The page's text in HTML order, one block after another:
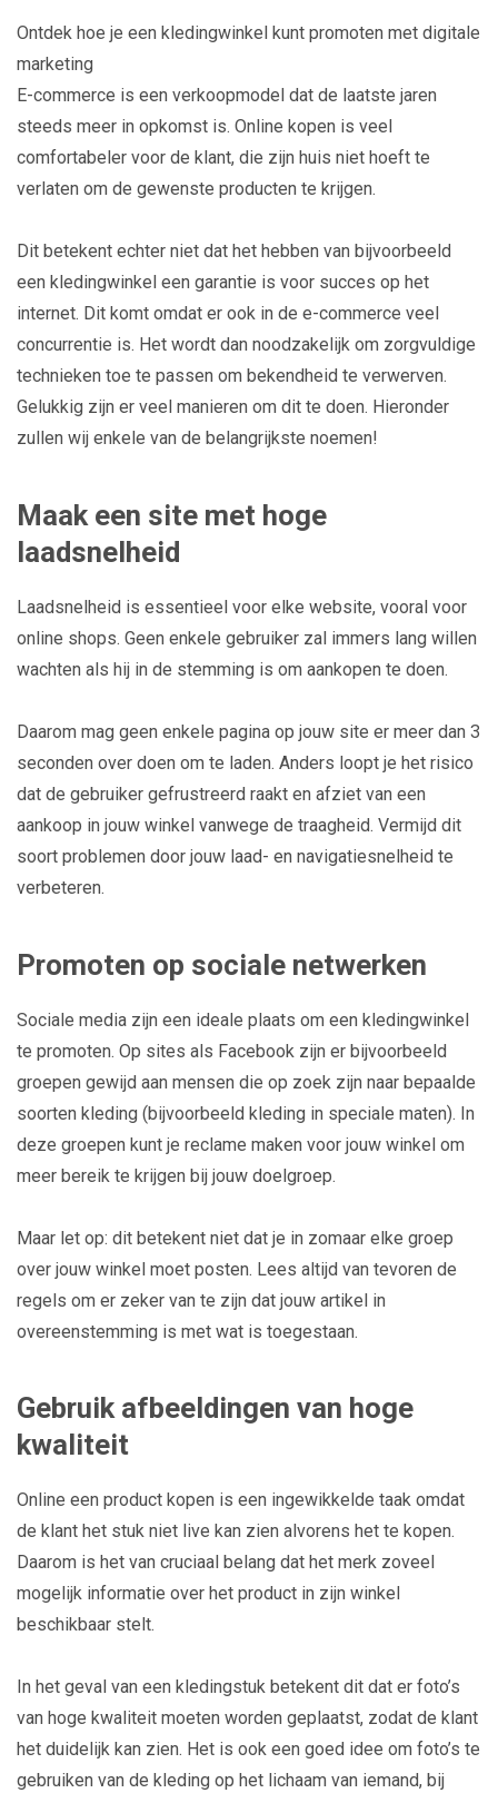
Ontdek hoe je een kledingwinkel kunt promoten met digitale
marketing
E-commerce is een verkoopmodel dat de laatste jaren
steeds meer in opkomst is. Online kopen is veel
comfortabeler voor de klant, die zijn huis niet hoeft te
verlaten om de gewenste producten te krijgen.
Dit betekent echter niet dat het hebben van bijvoorbeeld
een kledingwinkel een garantie is voor succes op het
internet. Dit komt omdat er ook in de e-commerce veel
concurrentie is. Het wordt dan noodzakelijk om zorgvuldige
technieken toe te passen om bekendheid te verwerven.
Gelukkig zijn er veel manieren om dit te doen. Hieronder
zullen wij enkele van de belangrijkste noemen!
Maak een site met hoge
laadsnelheid
Laadsnelheid is essentieel voor elke website, vooral voor
online shops. Geen enkele gebruiker zal immers lang willen
wachten als hij in de stemming is om aankopen te doen.
Daarom mag geen enkele pagina op jouw site er meer dan 3
seconden over doen om te laden. Anders loopt je het risico
dat de gebruiker gefrustreerd raakt en afziet van een
aankoop in jouw winkel vanwege de traagheid. Vermijd dit
soort problemen door jouw laad- en navigatiesnelheid te
verbeteren.
Promoten op sociale netwerken
Sociale media zijn een ideale plaats om een kledingwinkel
te promoten. Op sites als Facebook zijn er bijvoorbeeld
groepen gewijd aan mensen die op zoek zijn naar bepaalde
soorten kleding (bijvoorbeeld kleding in speciale maten). In
deze groepen kunt je reclame maken voor jouw winkel om
meer bereik te krijgen bij jouw doelgroep.
Maar let op: dit betekent niet dat je in zomaar elke groep
over jouw winkel moet posten. Lees altijd van tevoren de
regels om er zeker van te zijn dat jouw artikel in
overeenstemming is met wat is toegestaan.
Gebruik afbeeldingen van hoge
kwaliteit
Online een product kopen is een ingewikkelde taak omdat
de klant het stuk niet live kan zien alvorens het te kopen.
Daarom is het van cruciaal belang dat het merk zoveel
mogelijk informatie over het product in zijn winkel
beschikbaar stelt.
In het geval van een kledingstuk betekent dit dat er foto’s
van hoge kwaliteit moeten worden geplaatst, zodat de klant
het duidelijk kan zien. Het is ook een goed idee om foto’s te
gebruiken van de kleding op het lichaam van iemand, bij